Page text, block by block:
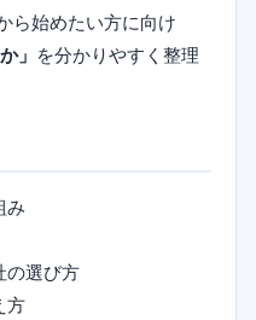
ら始めたい方に向け
」 を分かりやすく整理
み
の選び方
方